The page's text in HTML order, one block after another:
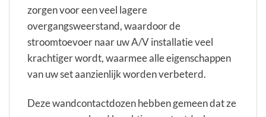
zorgen voor een veel lagere
overgangsweerstand, waardoor de
stroomtoevoer naar uw A/V installatie veel
krachtiger wordt, waarmee alle eigenschappen
van uw set aanzienlijk worden verbeterd.
Deze wandcontactdozen hebben gemeen dat ze